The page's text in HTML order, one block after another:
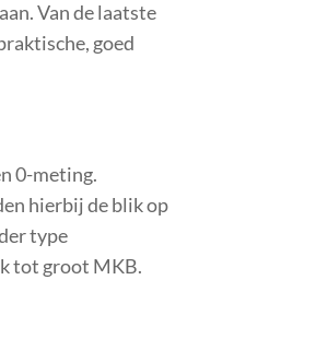
Van de laatste
goed
0-meting.
hierbij de blik op
type
tot groot MKB.